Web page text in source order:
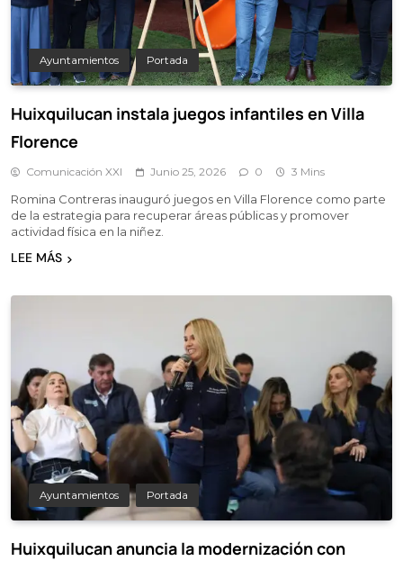
Ayuntamientos Portada
Huixquilucan instala juegos infantiles en Villa
Florence
Comunicación XXI Junio 25, 2026 0 3 Mins
Romina Contreras inauguró juegos en Villa Florence como parte
de la estrategia para recuperar áreas públicas y promover
actividad física en la niñez.
LEE MÁS
Ayuntamientos Portada
Huixquilucan anuncia la modernización con